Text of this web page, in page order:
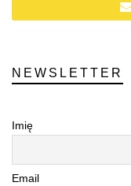
NEWSLETTER
Imię
Email